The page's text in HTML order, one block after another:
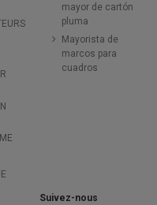
mayor de cartón
pluma
Mayorista de
marcos para
cuadros
Suivez-nous